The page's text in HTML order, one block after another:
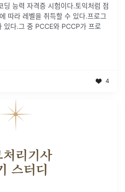
딩 능력 자격증 시험이다.토익처럼 점
따라 레벨을 취득할 수 있다.프로그
있다.그 중 PCCE와 PCCP가 프로
4